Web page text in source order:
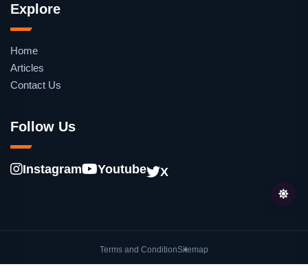
Explore
Home
Articles
Contact Us
Follow Us
Instagram Youtube X
Terms and ConditionSitemap